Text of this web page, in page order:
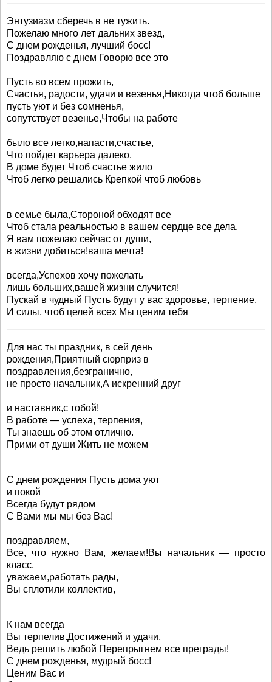
Энтузиазм сберечь в не тужить.
Пожелаю много лет дальних звезд,
С днем рожденья, лучший босс!
Поздравляю с днем Говорю все это
Пусть во всем прожить,
Счастья, радости, удачи и везенья,Никогда чтоб больше
пусть уют и без сомненья,
сопутствует везенье,Чтобы на работе
было все легко,напасти,счастье,
Что пойдет карьера далеко.
В доме будет Чтоб счастье жило
Чтоб легко решались Крепкой чтоб любовь
в семье была,Стороной обходят все
Чтоб стала реальностью в вашем сердце все дела.
Я вам пожелаю сейчас от души,
в жизни добиться!ваша мечта!
всегда,Успехов хочу пожелать
лишь больших,вашей жизни случится!
Пускай в чудный Пусть будут у вас здоровье, терпение,
И силы, чтоб целей всех Мы ценим тебя
Для нас ты праздник, в сей день
рождения,Приятный сюрприз в
поздравления,безгранично,
не просто начальник,А искренний друг
и наставник,с тобой!
В работе — успеха, терпения,
Ты знаешь об этом отлично.
Прими от души Жить не можем
С днем рождения Пусть дома уют
и покой
Всегда будут рядом
С Вами мы мы без Вас!
поздравляем,
Все, что нужно Вам, желаем!Вы начальник ― просто
класс,
уважаем,работать рады,
Вы сплотили коллектив,
К нам всегда
Вы терпелив.Достижений и удачи,
Ведь решить любой Перепрыгнем все преграды!
С днем рожденья, мудрый босс!
Ценим Вас и